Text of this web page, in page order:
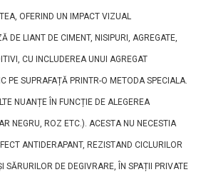
OFERIND UN IMPACT VIZUAL
DE LIANT DE CIMENT, NISIPURI, AGREGATE,
CU INCLUDEREA UNUI AGREGAT
PE SUPRAFAȚĂ PRINTR-O METODA SPECIALA.
NUANȚE ÎN FUNCȚIE DE ALEGEREA
NEGRU, ROZ ETC.). ACESTA NU NECESTIA
ANTIDERAPANT, REZISTAND CICLURILOR
SĂRURILOR DE DEGIVRARE, ÎN SPAȚII PRIVATE